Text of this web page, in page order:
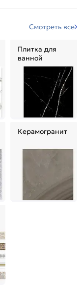
Смотреть все
Плитка для
ванной
Керамогранит